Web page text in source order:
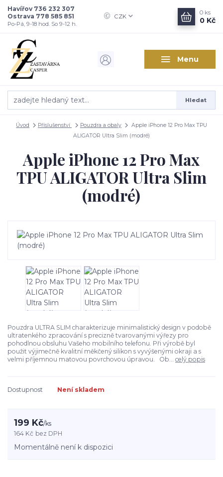
Menu
CZK
Hledat
Havířov 736 232 307
Ostrava 778 585 851
Po-Pá, 9-18 hod. So 9-12 h.
0 ks
0 Kč
Úvod Příslušenství Pouzdra a obaly
Apple iPhone 12 Pro Max TPU
ALIGATOR Ultra Slim (modré)
Apple iPhone 12 Pro Max
TPU ALIGATOR Ultra Slim
(modré)
Pouzdra ULTRA SLIM charakterizuje minimalistický design v podobě
ultratenkého zpracování s precizně tvarovanými výřezy pro
pohodlnou obsluhu Vašeho mobilního telefonu. Při výrobě byl
použit výjimečně kvalitní měkčený silikon s vyvýšenými okraji a s
velmi příjemnou matovou povrchovou úpravou. Ob... celý popis
Dostupnost Není skladem
199 Kč/ks
164 Kč bez DPH
Momentálně není k dispozici